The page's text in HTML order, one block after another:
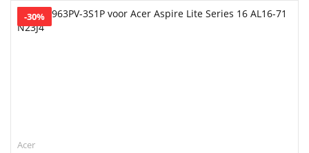
-30%
Acer